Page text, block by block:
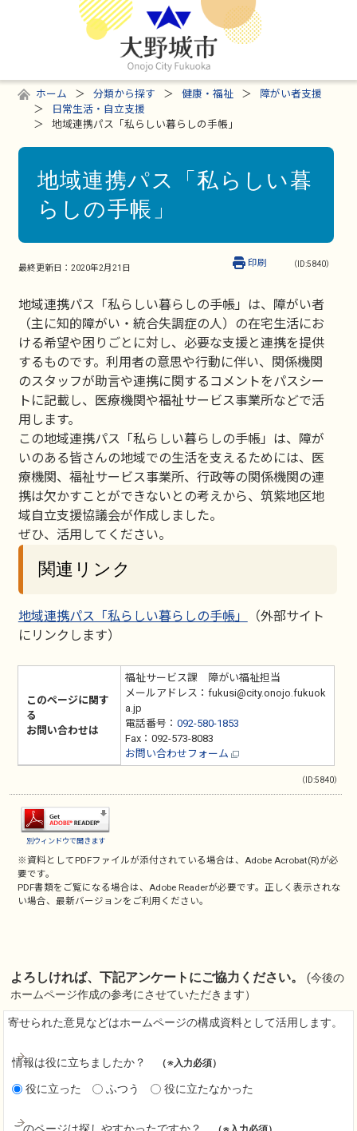
ホーム 分類から探す 健康・福祉
障がい者支援
日常生活・自立支援
地域連携パス「私らしい暮らしの手帳」
地域連携パス「私らしい暮
らしの手帳」
最終更新日： 2020年2月21日 （ID:5840）
印刷
地域連携パス「私らしい暮らしの手帳」は、障がい者
（主に知的障がい・統合失調症の人）の在宅生活にお
ける希望や困りごとに対し、必要な支援と連携を提供
するものです。利用者の意思や行動に伴い、関係機関
のスタッフが助言や連携に関するコメントをパスシー
トに記載し、医療機関や福祉サービス事業所などで活
用します。
この地域連携パス「私らしい暮らしの手帳」は、障が
いのある皆さんの地域での生活を支えるためには、医
療機関、福祉サービス事業所、行政等の関係機関の連
携は欠かすことができないとの考えから、筑紫地区地
域自立支援協議会が作成しました。
ぜひ、活用してください。
関連リンク
地域連携パス「私らしい暮らしの手帳」
（外部サイト
にリンクします）
このページに関す
る
お問い合わせは
福祉サービス課 障がい福祉担当
メールアドレス：fukusi@city.onojo.fukuok
a.jp
電話番号： 092-580-1853
Fax：092-573-8083
お問い合わせフォーム
（ID:5840）
別ウィンドウで開きます
※資料としてPDFファイルが添付されている場合は、Adobe Acrobat(R)が必
要です。
PDF書類をご覧になる場合は、Adobe Readerが必要です。正しく表示されな
い場合、最新バージョンをご利用ください。